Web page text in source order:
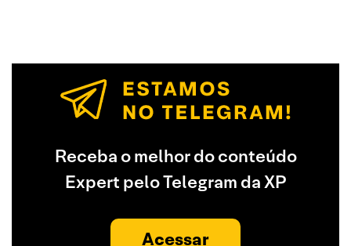
Receba o melhor do conteúdo
Expert pelo Telegram da XP
Acessar